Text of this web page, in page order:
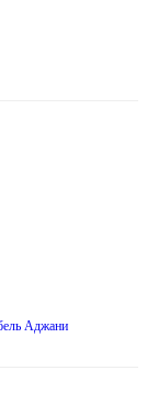
Аджани